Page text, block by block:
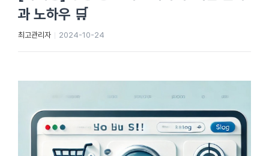
과 노하우 🛒
최고관리자 2024-10-24